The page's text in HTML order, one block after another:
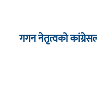
गगन नेतृत्वको